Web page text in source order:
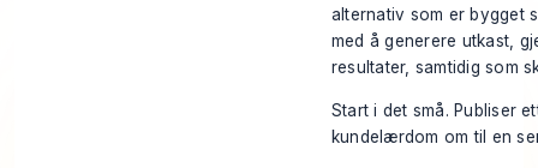
alternativ som er bygget
med å generere utkast,
resultater, samtidig som
Start i det små. Publiser
kundelærdom om til en